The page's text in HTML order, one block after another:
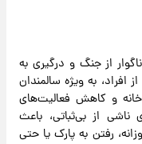
از جنگ و درگیری به
به ویژه سالمندان
و کاهش فعالیت‌های
از بی‌ثباتی، باعث
رفتن به پارک یا حتی